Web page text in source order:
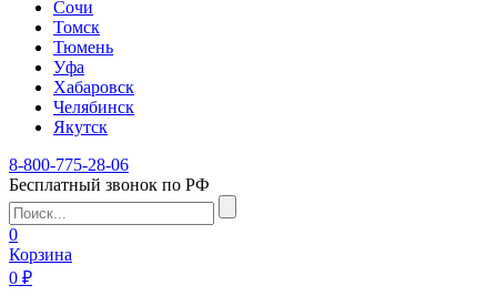
Сочи
Томск
Тюмень
Уфа
Хабаровск
Челябинск
Якутск
8-800-775-28-06
Бесплатный звонок по РФ
0
Корзина
0 ₽